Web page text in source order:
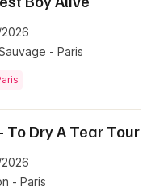
- Paris
To Dry A Tear Tour
- Paris